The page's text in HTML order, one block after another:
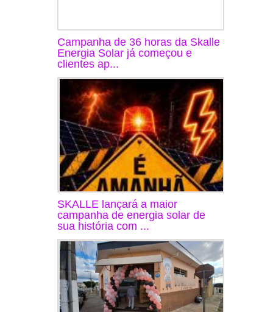
Campanha de 36 horas da Skalle
Energia Solar já começou e
clientes ap...
SKALLE lançará a maior
campanha de energia solar de
sua história com ...